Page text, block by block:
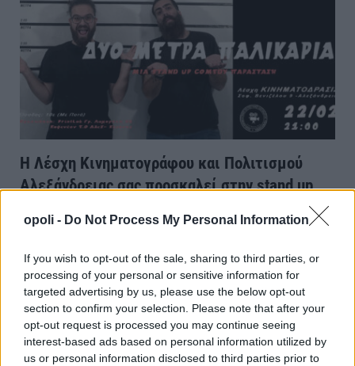
opoli - Do Not Process My Personal Information
If you wish to opt-out of the sale, sharing to third parties, or
processing of your personal or sensitive information for
targeted advertising by us, please use the below opt-out
section to confirm your selection. Please note that after your
opt-out request is processed you may continue seeing
interest-based ads based on personal information utilized by
us or personal information disclosed to third parties prior to
Η Λέσχη Κινηματογράφου και Πολιτισμού
Αλεξάνδρειας σας προσκαλεί στην stand up
Η Λέσχη Κινηματογράφου και Πολιτισμού Αλεξάνδρειας σας
προσκαλεί στην πιο hot παράσταση της χρονιάς ,το Σάββατο
22/2 στις 21:00 στην Λέσχη Κινηματόδρασις (Σοφ. Βενιζέλου 9).
“ΔΥΟ ΜΕΤΡΑ ΠΑΛΙΚΑΡΙΑ”, μια stand up…